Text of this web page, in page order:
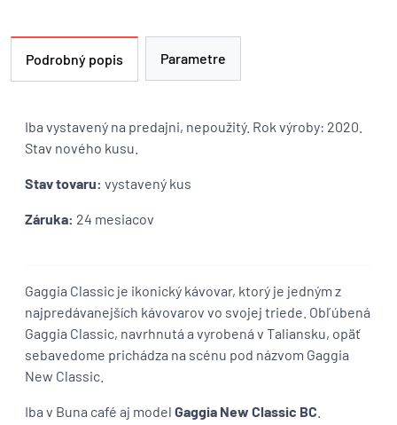
Podrobný popis Parametre
Iba vystavený na predajni, nepoužitý. Rok výroby: 2020.
Stav nového kusu.
Stav tovaru: vystavený kus
Záruka: 24 mesiacov
Gaggia Classic je ikonický kávovar, ktorý je jedným z
najpredávanejších kávovarov vo svojej triede. Obľúbená
Gaggia Classic, navrhnutá a vyrobená v Taliansku, opäť
sebavedome prichádza na scénu pod názvom Gaggia
New Classic.
Iba v Buna café aj model Gaggia New Classic BC